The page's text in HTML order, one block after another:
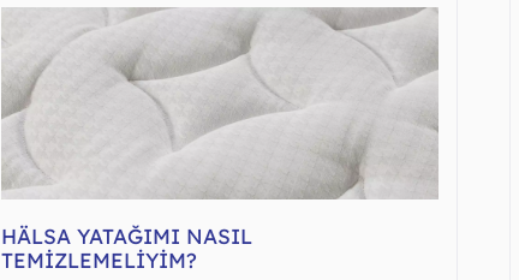
HÄLSA YATAĞIMI NASIL
TEMIZLEMELIYIM?